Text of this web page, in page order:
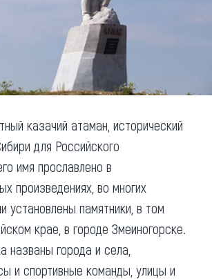
казачий атаман, исторический
для Российского
имя прославлено в
произведениях, во многих
установлены памятники, в том
крае, в городе Змеиногорске.
названы города и села,
и спортивные команды, улицы и